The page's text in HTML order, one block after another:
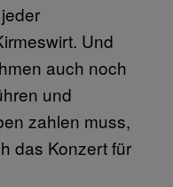
Und
auch noch
und
zahlen muss,
das Konzert für